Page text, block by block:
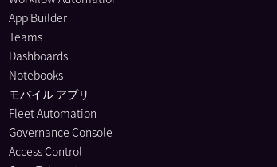
App Builder
Teams
Dashboards
Notebooks
モバイル アプリ
Fleet Automation
Governance Console
Access Control